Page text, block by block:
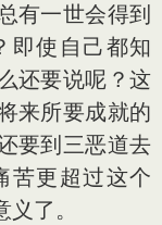
有一世会得到
即使自己都知
还要说呢？这
来所要成就的
要到三恶道去
苦更超过这个
了。